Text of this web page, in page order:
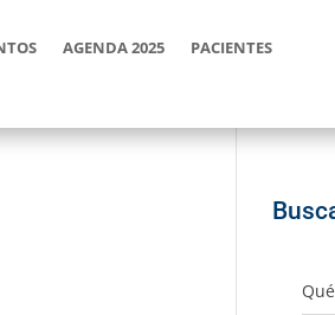
AGENDA 2025
PACIENTES